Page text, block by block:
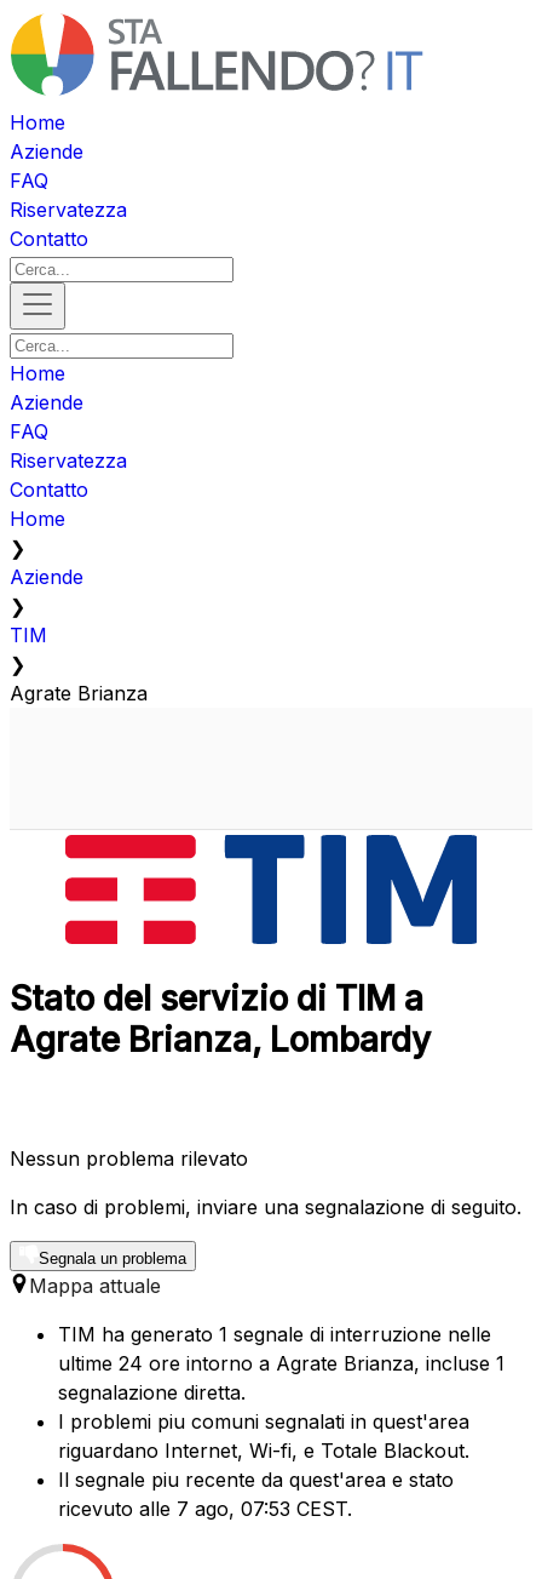
Home
Aziende
FAQ
Riservatezza
Contatto
Home
Aziende
FAQ
Riservatezza
Contatto
Home
❯
Aziende
❯
TIM
❯
Agrate Brianza
Stato del servizio di TIM a
Agrate Brianza, Lombardy
Nessun problema rilevato
In caso di problemi, inviare una segnalazione di seguito.
Segnala un problema
Mappa attuale
TIM ha generato 1 segnale di interruzione nelle
ultime 24 ore intorno a Agrate Brianza, incluse 1
segnalazione diretta.
I problemi piu comuni segnalati in quest'area
riguardano Internet, Wi-fi, e Totale Blackout.
Il segnale piu recente da quest'area e stato
ricevuto alle 7 ago, 07:53 CEST.